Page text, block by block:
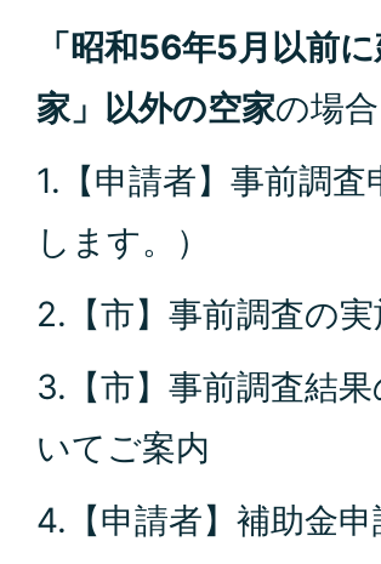
「昭和56年5月以前
家」以外の空家の場合
1.【申請者】事前調
します。）
2.【市】事前調査の
3.【市】事前調査結
いてご案内
4.【申請者】補助金